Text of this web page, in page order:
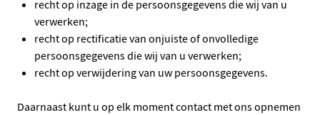
recht op inzage in de persoonsgegevens die wij van u
verwerken;
recht op rectificatie van onjuiste of onvolledige
persoonsgegevens die wij van u verwerken;
recht op verwijdering van uw persoonsgegevens.
Daarnaast kunt u op elk moment contact met ons opnemen